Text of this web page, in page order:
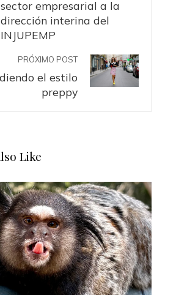
sector empresarial a la
dirección interina del
INJUPEMP
PRÓXIMO POST
el estilo
preppy
Like